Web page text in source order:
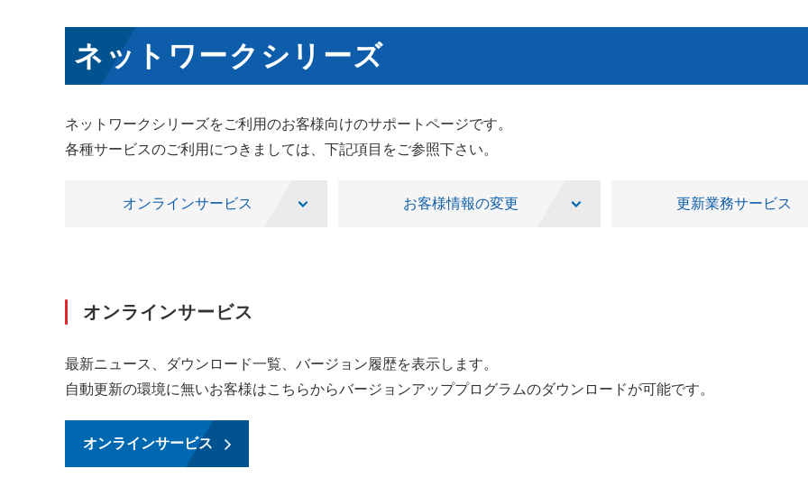
ネットワークシリーズ
ネットワークシリーズをご利用のお客様向けのサポートページです。
各種サービスのご利用につきましては、下記項目をご参照下さい。
オンラインサービス お客様情報の変更 更新業務サービス
オンラインサービス
最新ニュース、ダウンロード一覧、バージョン履歴を表示します。
自動更新の環境に無いお客様はこちらからバージョンアッププログラムのダウンロードが可能です。
オンラインサービス